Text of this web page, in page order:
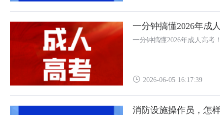
一分钟搞懂2026年成
一分钟搞懂2026年成人高考
2026-06-05 16:17:39
消防设施操作员，怎